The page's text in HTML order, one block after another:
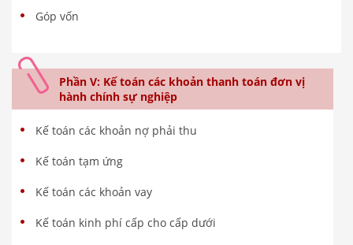
Góp vốn
Phần V: Kế toán các khoản thanh toán đơn vị
hành chính sự nghiệp
Kế toán các khoản nợ phải thu
Kế toán tạm ứng
Kế toán các khoản vay
Kế toán kinh phí cấp cho cấp dưới